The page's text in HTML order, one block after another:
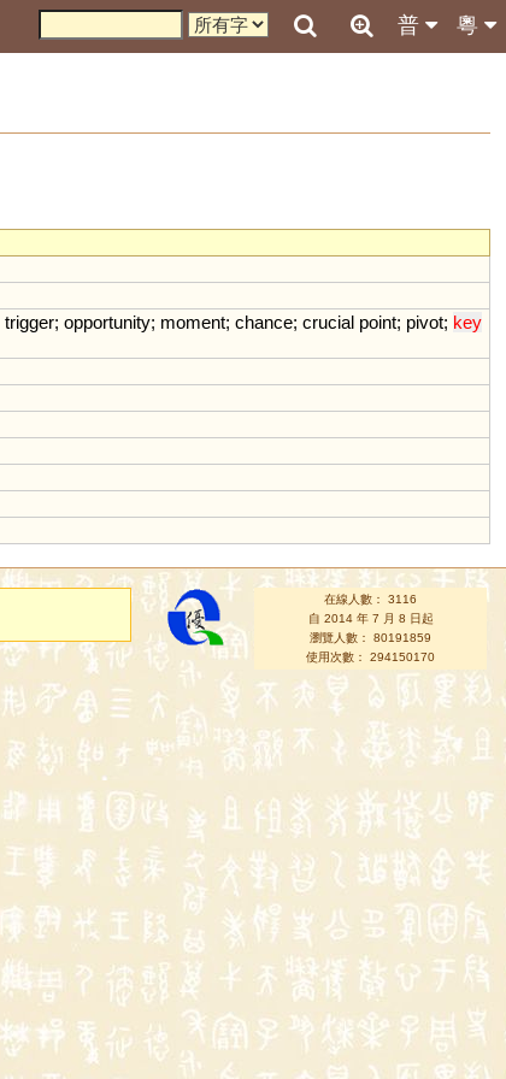
粵
普
trigger; opportunity; moment; chance; crucial point; pivot; key
在線人數： 3116
自 2014 年 7 月 8 日起
瀏覽人數： 80191859
使用次數： 294150170